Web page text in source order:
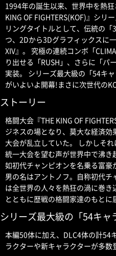
1994年の誕生以来、世界中を熱
KING OF FIGHTERS(KOF)』シリ
リングタイトルとして、伝統の
つ、2Dから3Dグラフィックスに
XIV』。 究極の連続コンボ「
り出せる「RUSH」、さらに「パ
実装。 シリーズ最大級の「54キ
がいよいよ開幕!まさに次世代の
ストーリー
格闘大会『THE KING OF
ジネスの場となり、莫大な経済
大会が乱立していた。 しかしそ
統一大会を望む声が世界中で沸
如初代チャンピオンを名乗る富
男の名はアントノフ。自称初代
は全世界の人々を熱狂の渦に巻
とともに歴戦の格闘家達のもとに
シリーズ最大級の「54キャ
本編50体に加え、DLC4体の計54
ラクターや新キャラクターが多数